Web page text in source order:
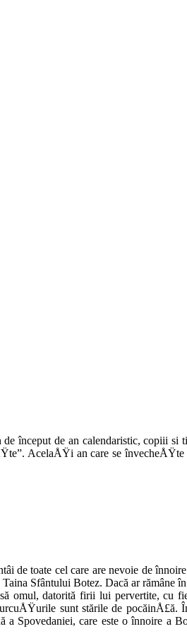
început de an calendaristic, copiii si
AcelaÅŸi an care se
de toate cel care are nevoie de
Sfântului Botez. Dacă ar rămâne
datorită firii lui pervertite, cu
sunt stările de pocăinÅ£ă.
Spovedaniei, care este o înnoire a